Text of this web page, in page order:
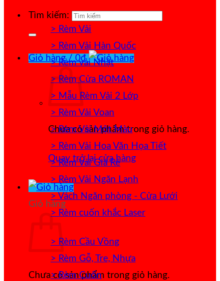
Tìm kiếm:
Giỏ hàng /0₫
Chưa có sản phẩm trong giỏ hàng.
Quay trở lại cửa hàng
Giỏ hàng
Chưa có sản phẩm trong giỏ hàng.
> Rèm Vải
> Rèm Vải Hàn Quốc
> Rèm vải Nhật
> Rèm Cửa ROMAN
> Mẫu Rèm Vải 2 Lớp
> Rèm Vải Voan
> Rèm Vải Một Màu
> Rèm Vải Hoa Văn Họa Tiết
> Rèm Vải Giá Rẻ
> Rèm Vải Ngăn Lạnh
> Vách Ngăn phòng - Cửa Lưới
> Rèm cuốn khắc Laser
> Rèm Cầu Vồng
> Rèm Gỗ, Tre, Nhựa
> Rèm Cuốn